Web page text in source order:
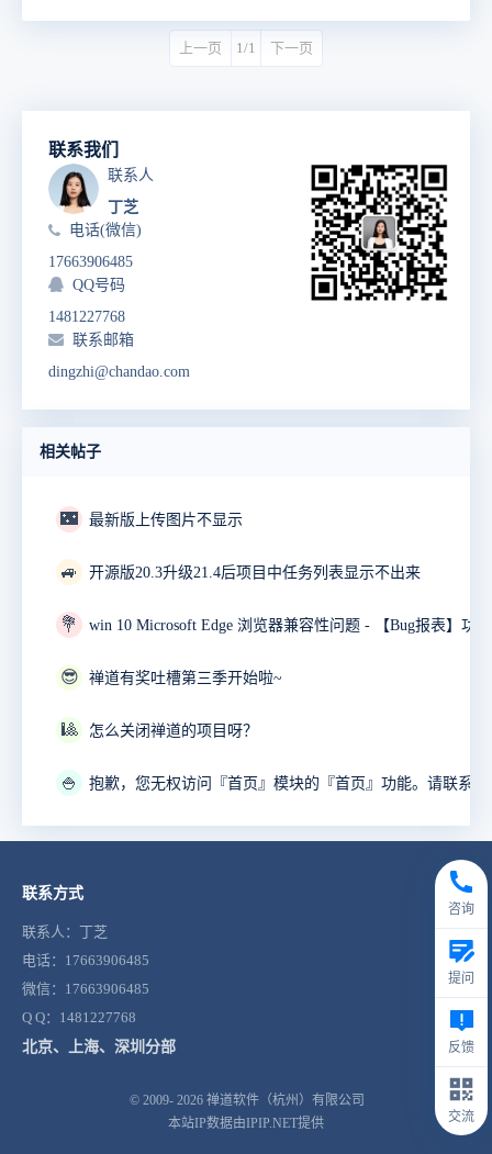
上一页 1/1 下一页
联系我们
联系人
丁芝
电话(微信)
17663906485
QQ号码
1481227768
联系邮箱
dingzhi@chandao.com
相关帖子
🌃 最新版上传图片不显示
🚙 开源版20.3升级21.4后项目中任务列表显示不出来
💐
😎 禅道有奖吐槽第三季开始啦~
🎱 怎么关闭禅道的项目呀？
🍚
联系方式
联系人：丁芝
电话：17663906485
微信：17663906485
Q Q：1481227768
北京、上海、深圳分部
© 2009- 2026 禅道软件（杭州）有限公司
本站IP数据由IPIP.NET提供
咨询
提问
反馈
交流